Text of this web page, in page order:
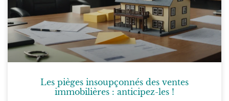
Les pièges insoupçonnés des ventes
immobilières : anticipez-les !